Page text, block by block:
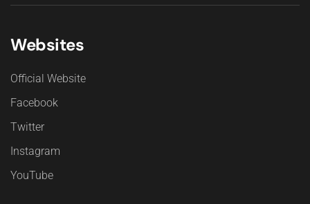
Websites
Official Website
Facebook
Twitter
Instagram
YouTube